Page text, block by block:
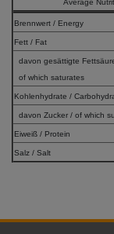
Average
Brennwert / Energy
Fett / Fat
davon gesättigte
of which saturates
Kohlenhydrate /
davon Zucker / of which
Eiweiß / Protein
Salz / Salt